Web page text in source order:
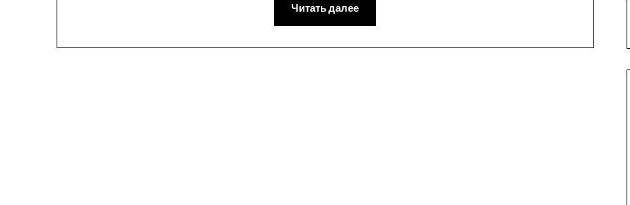
Читать далее